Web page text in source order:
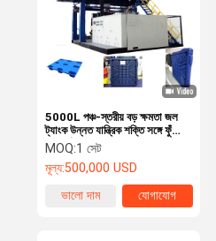
5000L পঞ্চ-স্তরীয় বড় ক্ষমতা জল
ট্যাংক উন্নত যান্ত্রিক শক্তি সঙ্গে ফুঁ
ছাঁচনির্মাণ মেশিন
MOQ:1 সেট
মূল্য:500,000 USD
ভালো দাম
যোগাযোগ